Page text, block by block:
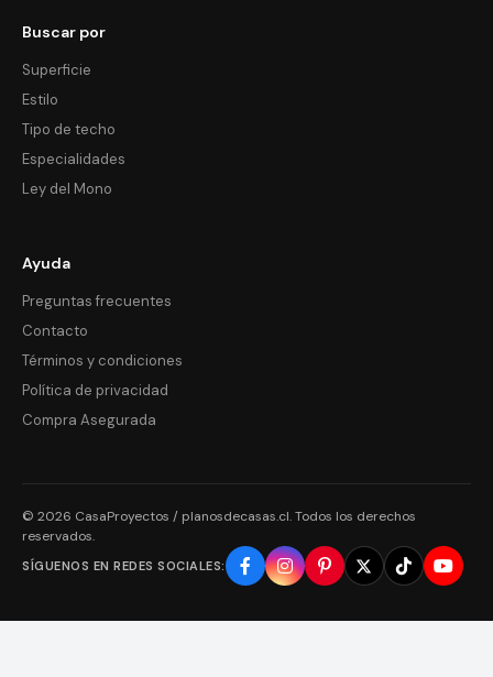
Buscar por
Superficie
Estilo
Tipo de techo
Especialidades
Ley del Mono
Ayuda
Preguntas frecuentes
Contacto
Términos y condiciones
Política de privacidad
Compra Asegurada
© 2026 CasaProyectos / planosdecasas.cl. Todos los derechos
reservados.
SÍGUENOS EN REDES SOCIALES: